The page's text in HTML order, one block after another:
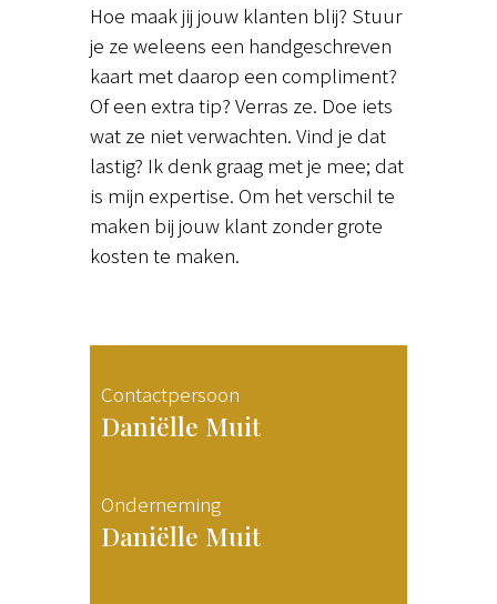
Hoe maak jij jouw klanten blij? Stuur
je ze weleens een handgeschreven
kaart met daarop een compliment?
Of een extra tip? Verras ze. Doe iets
wat ze niet verwachten. Vind je dat
lastig? Ik denk graag met je mee; dat
is mijn expertise. Om het verschil te
maken bij jouw klant zonder grote
kosten te maken.
Contactpersoon
Daniëlle Muit
Onderneming
Daniëlle Muit